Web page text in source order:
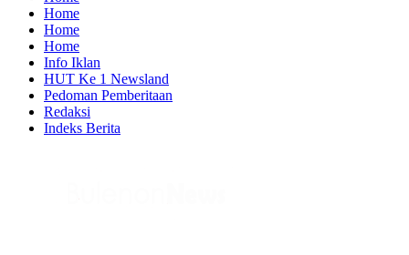
Home
Home
Home
Info Iklan
HUT Ke 1 Newsland
Pedoman Pemberitaan
Redaksi
Indeks Berita